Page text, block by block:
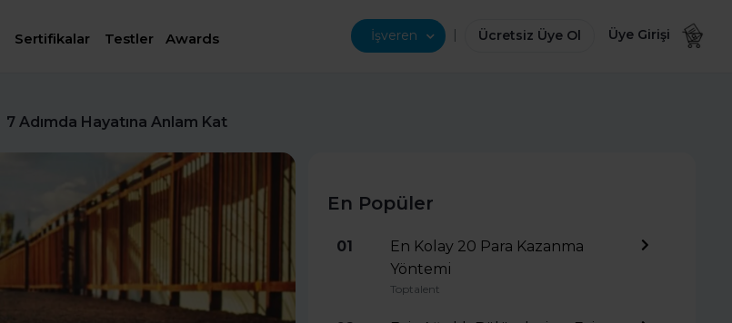
Sertifikalar Testler Awards İşveren | Ücretsiz Üye Ol Üye Girişi
7 Adımda Hayatına Anlam Kat
En Popüler
01
En Kolay 20 Para Kazanma
Yöntemi
Toptalent